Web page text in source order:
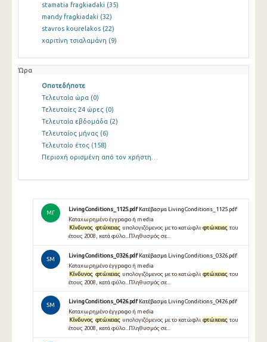
stamatia fragkiadaki (35)
mandy fragkiadaki (32)
stavros kourelakos (22)
χαριτίνη τσιαλαμάνη (9)
Ώρα
Οποτεδήποτε
Τελευταία ώρα (0)
Τελευταίες 24 ώρες (0)
Τελευταία εβδομάδα (2)
Τελευταίος μήνας (6)
Τελευταίο έτος (158)
Περιοχή ορισμένη από τον χρήστη…
ΜΓ
LivingConditions_1125.pdf Κατέβασμα LivingConditions_1125.pdf
Καταχωρημένο έγγραφο ή media
Κίνδυνος φτώχειας υπολογιζόμενος με το κατώφλι φτώχειας του
έτους 2008, κατά φύλο...Πληθυσμός σε...
SM
LivingConditions_0326.pdf Κατέβασμα LivingConditions_0326.pdf
Καταχωρημένο έγγραφο ή media
Κίνδυνος φτώχειας υπολογιζόμενος με το κατώφλι φτώχειας του
έτους 2008, κατά φύλο...Πληθυσμός σε...
SM
LivingConditions_0426.pdf Κατέβασμα LivingConditions_0426.pdf
Καταχωρημένο έγγραφο ή media
Κίνδυνος φτώχειας υπολογιζόμενος με το κατώφλι φτώχειας του
έτους 2008, κατά φύλο...Πληθυσμός σε...